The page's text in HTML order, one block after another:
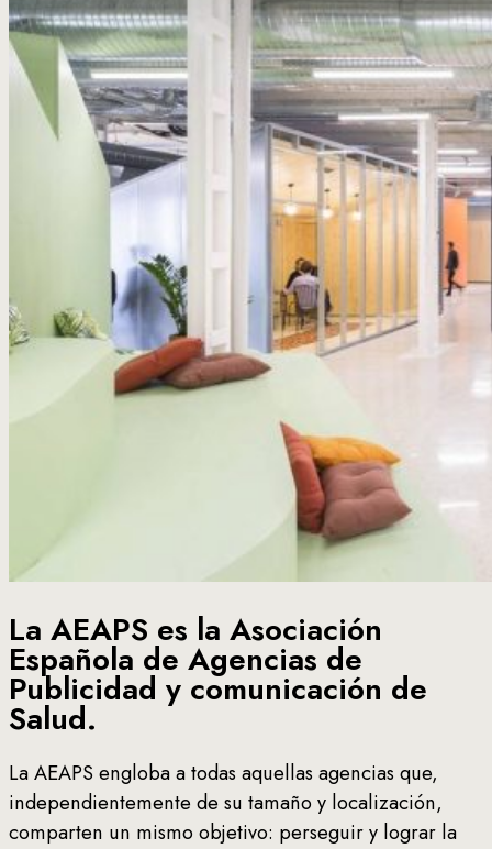
La AEAPS es la Asociación
Española de Agencias de
Publicidad y comunicación de
Salud.
La AEAPS engloba a todas aquellas agencias que,
independientemente de su tamaño y localización,
comparten un mismo objetivo: perseguir y lograr la